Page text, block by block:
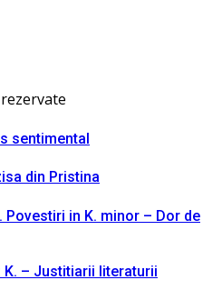
sentimental
din Pristina
Povestiri in K. minor – Dor de
– Justitiarii literaturii